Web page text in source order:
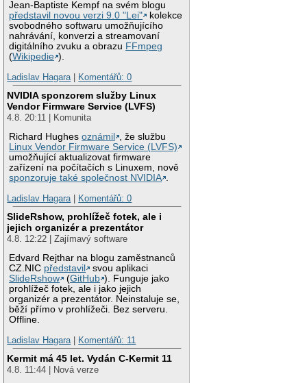
Jean-Baptiste Kempf na svém blogu
představil novou verzi 9.0 "Lei"
kolekce
svobodného softwaru umožňujícího
nahrávání, konverzi a streamovaní
digitálního zvuku a obrazu FFmpeg
(Wikipedie ).
Ladislav Hagara| Komentářů: 0
NVIDIA sponzorem služby Linux
Vendor Firmware Service (LVFS)
4.8. 20:11 | Komunita
Richard Hughesoznámil
, že službu
Linux Vendor Firmware Service (LVFS)
umožňující aktualizovat firmware
zařízení na počítačích s Linuxem, nově
sponzoruje také společnost NVIDIA .
Ladislav Hagara| Komentářů: 0
SlideRshow, prohlížeč fotek, ale i
jejich organizér a prezentátor
4.8. 12:22 | Zajímavý software
Edvard Rejthar na blogu zaměstnanců
CZ.NIC představil
svou aplikaci
SlideRshow
(GitHub ). Funguje jako
prohlížeč fotek, ale i jako jejich
organizér a prezentátor. Neinstaluje se,
běží přímo v prohlížeči. Bez serveru.
Offline.
Ladislav Hagara| Komentářů: 11
Kermit má 45 let. Vydán C-Kermit 11
4.8. 11:44 | Nová verze